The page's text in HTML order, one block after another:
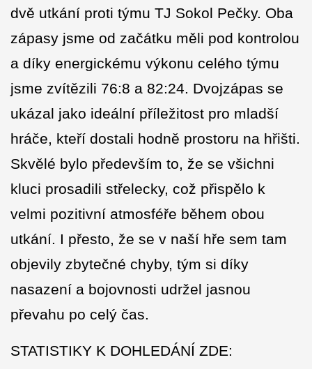
dvě utkání proti týmu TJ Sokol Pečky. Oba
zápasy jsme od začátku měli pod kontrolou
a díky energickému výkonu celého týmu
jsme zvítězili 76:8 a 82:24. Dvojzápas se
ukázal jako ideální příležitost pro mladší
hráče, kteří dostali hodně prostoru na hřišti.
Skvělé bylo především to, že se všichni
kluci prosadili střelecky, což přispělo k
velmi pozitivní atmosféře během obou
utkání. I přesto, že se v naší hře sem tam
objevily zbytečné chyby, tým si díky
nasazení a bojovnosti udržel jasnou
převahu po celý čas.
STATISTIKY K DOHLEDÁNÍ ZDE: